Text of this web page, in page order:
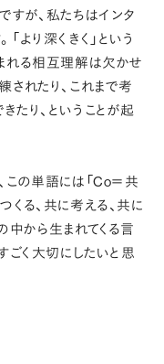
すが、私たちはインタ
より深くきく」という
れる相互理解は欠かせ
されたり、これまで考
たり、ということが起
この単語には「Co＝共
くる、共に考える、共に
中から生まれてくる言
ごく大切にしたいと思